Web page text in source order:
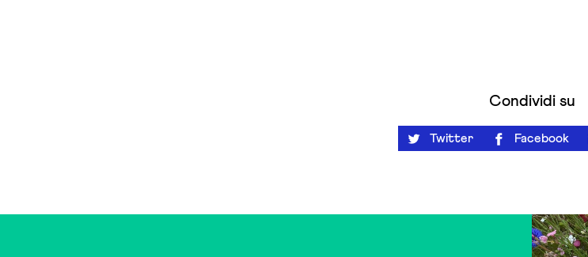
Condividi su
Twitter Facebook